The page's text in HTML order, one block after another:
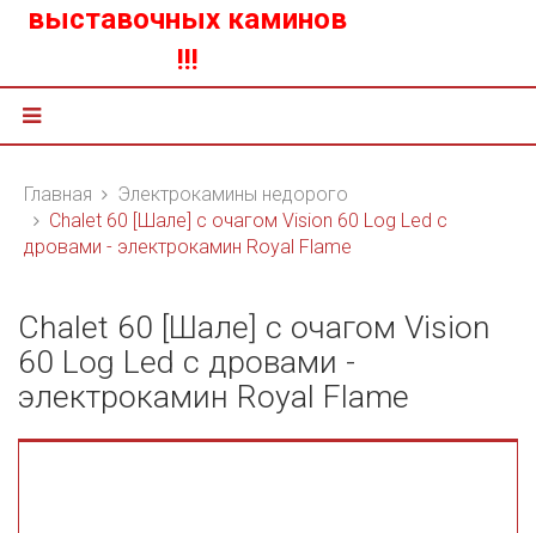
выставочных каминов
!!!
Главная
Электрокамины недорого
Chalet 60 [Шале] с очагом Vision 60 Log Led с
дровами - электрокамин Royal Flame
Chalet 60 [Шале] с очагом Vision
60 Log Led с дровами -
электрокамин Royal Flame